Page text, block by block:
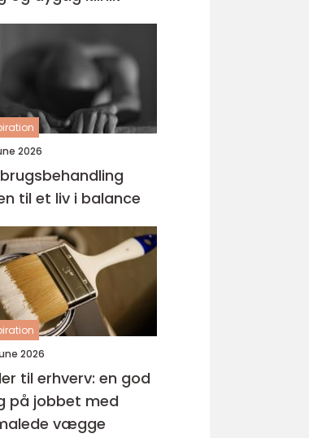
2026
til et liv i balance
2026
til erhverv: en god
på jobbet med
vægge